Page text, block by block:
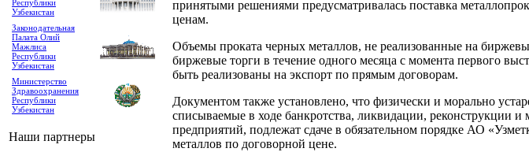
Республики
Узбекистан
Законодательная
Палата Олий
Мажлиса
Республики
Узбекистан
Министерство
Здравоохранения
Республики
Узбекистан
Наши партнеры
принятыми решениями предусматривалась поставка
ценам.
Объемы проката черных металлов, не реализованные на
биржевые торги в течение одного месяца с момента первого
быть реализованы на экспорт по прямым договорам.
Документом также установлено, что физически и морально
списываемые в ходе банкротства, ликвидации, реконструкции и
предприятий, подлежат сдаче в обязательном порядке АО
металлов по договорной цене.